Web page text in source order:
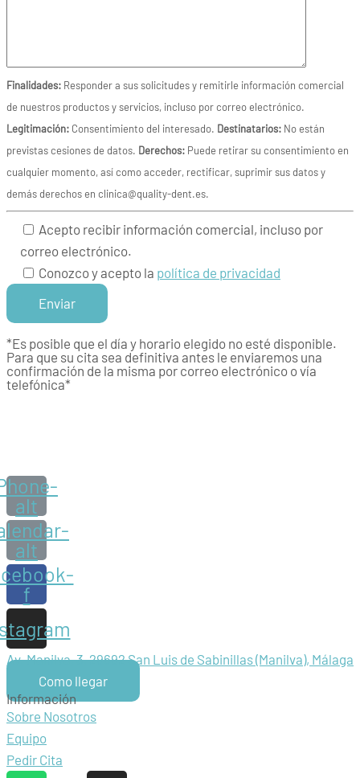
Finalidades: Responder a sus solicitudes y remitirle información comercial
de nuestros productos y servicios, incluso por correo electrónico.
Legitimación: Consentimiento del interesado. Destinatarios: No están
previstas cesiones de datos. Derechos: Puede retirar su consentimiento en
cualquier momento, así como acceder, rectificar, suprimir sus datos y
demás derechos en clinica@quality-dent.es.
Acepto recibir información comercial, incluso por
correo electrónico.
Conozco y acepto la política de privacidad
*Es posible que el día y horario elegido no esté disponible.
Para que su cita sea definitiva antes le enviaremos una
confirmación de la misma por correo electrónico o vía
telefónica*
alt
alt
f
Av. Manilva, 3, 29692 San Luis de Sabinillas (Manilva), Málaga
Como llegar
Información
Sobre Nosotros
Equipo
Pedir Cita